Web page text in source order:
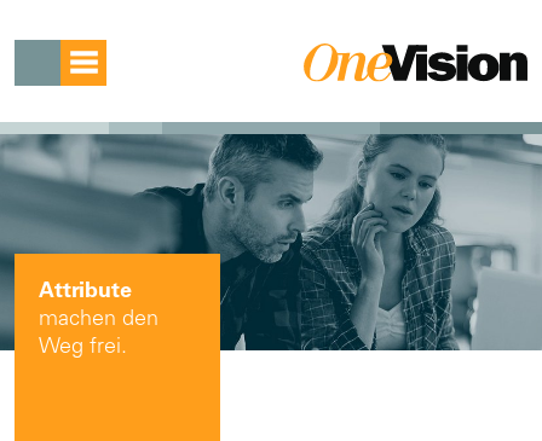
Attribute
machen den
Weg frei.